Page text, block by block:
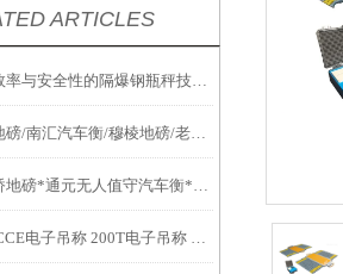
ARTICLES
提升效率与安全性的隔爆钢瓶秤技术解析
依兰地磅/南汇汽车衡/穆棱地磅/老港汽车衡/东宁地磅维修
西塘桥地磅*通元无人值守汽车衡*新市防爆秤*太湖便携式地磅
OCS-CCE电子吊称 200T电子吊称 OCS-SZ-BC电子吊称